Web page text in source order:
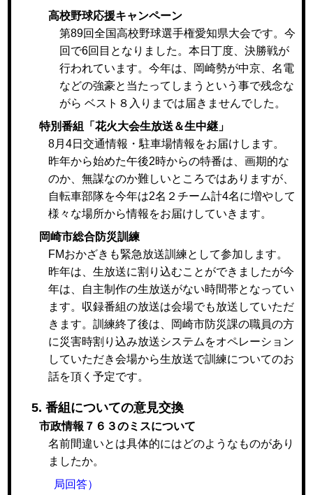
高校野球応援キャンペーン
第89回全国高校野球選手権愛知県大会です。今
回で6回目となりました。本日丁度、決勝戦が
行われています。今年は、岡崎勢が中京、名電
などの強豪と当たってしまうという事で残念な
がら ベスト８入りまでは届きませんでした。
特別番組「花火大会生放送＆生中継」
8月4日交通情報・駐車場情報をお届けします。
昨年から始めた午後2時からの特番は、画期的な
のか、無謀なのか難しいところではありますが、
自転車部隊を今年は2名２チーム計4名に増やして
様々な場所から情報をお届けしていきます。
岡崎市総合防災訓練
FMおかざきも緊急放送訓練として参加します。
昨年は、生放送に割り込むことができましたが今
年は、自主制作の生放送がない時間帯となってい
ます。収録番組の放送は会場でも放送していただ
きます。訓練終了後は、岡崎市防災課の職員の方
に災害時割り込み放送システムをオペレーション
していただき会場から生放送で訓練についてのお
話を頂く予定です。
5. 番組についての意見交換
市政情報７６３のミスについて
名前間違いとは具体的にはどのようなものがあり
ましたか。
局回答）